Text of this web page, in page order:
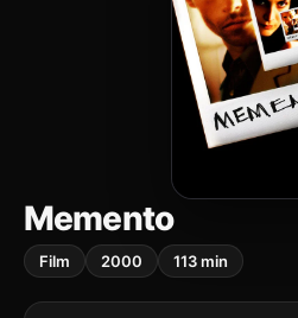
Memento
Film 2000 113 min